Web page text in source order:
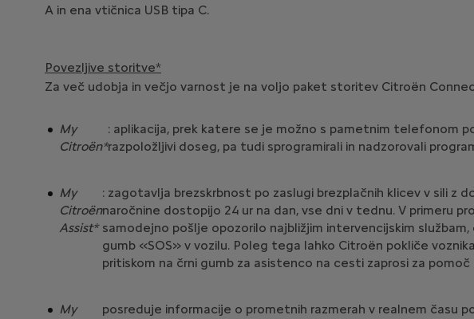
A in ena vtičnica USB tipa C.
Povezljive storitve*
Za več udobja in večjo varnost je na voljo paket storitev Citroën
My
Citroën*
: aplikacija, prek katere se je možno s pametnim telefonom
razpoložljivi doseg, pa tudi sprogramirali in nadzorovali
My
Citroën
Assist*
: zagotavlja brezskrbnost po zaslugi brezplačnih klicev v sili
naročnine dostopijo 24 ur na dan, vse dni v tednu. V primeru
samodejno pošlje opozorilo najbližjim intervencijskim
gumb «SOS» v vozilu. Poleg tega lahko Citroën pokliče
pritiskom na črni gumb za asistenco na cesti zaprosi za
My posreduje informacije o prometnih razmerah v realnem času